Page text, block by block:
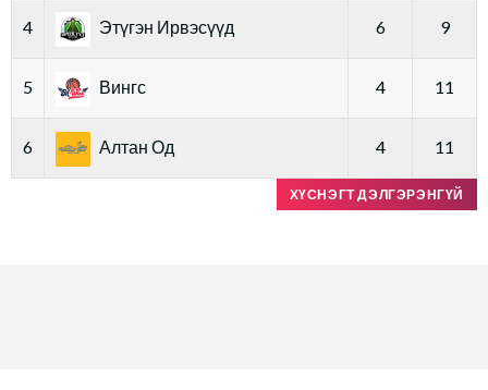
4 Этүгэн Ирвэсүүд 6 9
5 Вингс 4 11
6 Алтан Од 4 11
ХҮСНЭГТ ДЭЛГЭРЭНГҮЙ